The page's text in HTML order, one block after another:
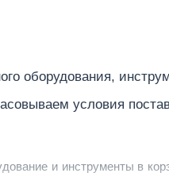
9
2.2
оборудования,
условия
и инструменты в